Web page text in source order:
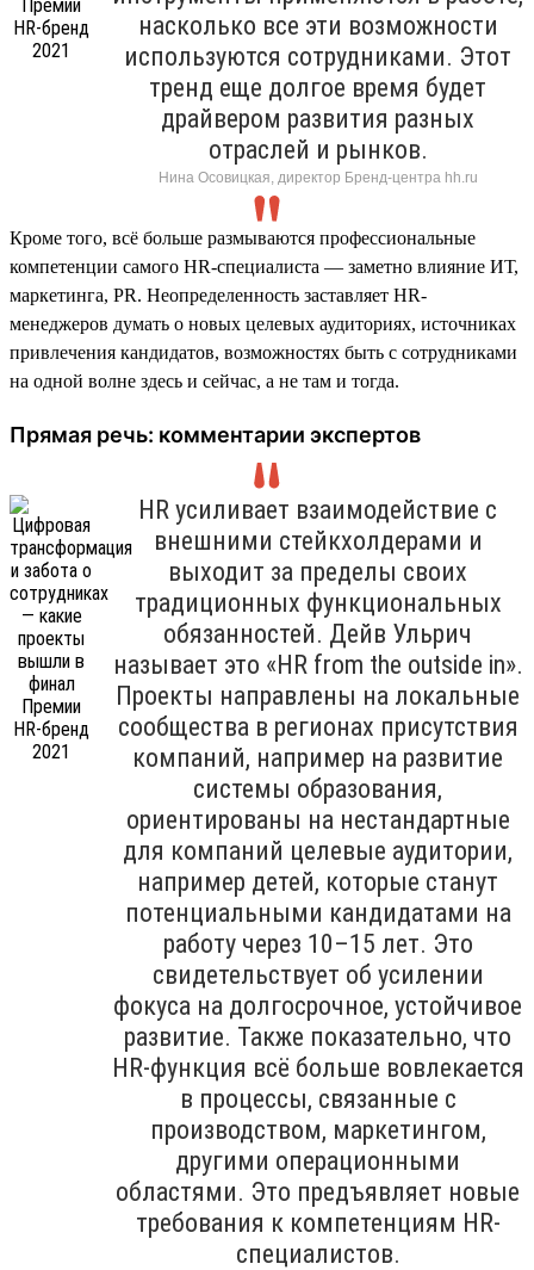
насколько все эти возможности
используются сотрудниками. Этот
тренд еще долгое время будет
драйвером развития разных
отраслей и рынков.
Нина Осовицкая, директор Бренд-центра hh.ru
Кроме того, всё больше размываются профессиональные
компетенции самого HR-специалиста — заметно влияние ИТ,
маркетинга, PR. Неопределенность заставляет HR-
менеджеров думать о новых целевых аудиториях, источниках
привлечения кандидатов, возможностях быть с сотрудниками
на одной волне здесь и сейчас, а не там и тогда.
Прямая речь: комментарии экспертов
HR усиливает взаимодействие с
внешними стейкхолдерами и
выходит за пределы своих
традиционных функциональных
обязанностей. Дейв Ульрич
называет это «HR from the outside in».
Проекты направлены на локальные
сообщества в регионах присутствия
компаний, например на развитие
системы образования,
ориентированы на нестандартные
для компаний целевые аудитории,
например детей, которые станут
потенциальными кандидатами на
работу через 10–15 лет. Это
свидетельствует об усилении
фокуса на долгосрочное, устойчивое
развитие. Также показательно, что
HR-функция всё больше вовлекается
в процессы, связанные с
производством, маркетингом,
другими операционными
областями. Это предъявляет новые
требования к компетенциям HR-
специалистов.